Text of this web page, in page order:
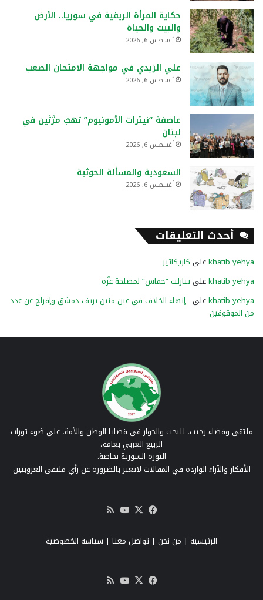
حكاية المرأة الريفية في سوريا.. الأرض
والبيت والحياة
أغسطس 6, 2026
علي الزيدي في مواجهة الامتحان الصعب
أغسطس 6, 2026
عاصفة “نيترات الأمونيوم” تهبّ مرَّتَين في
لبنان
أغسطس 6, 2026
السعودية والمسألة الحوثية
أغسطس 6, 2026
أحدث التعليقات
khatib yehyaعلى كاريكاتير
khatib yehyaعلى تنازلت “حماس” لمصلحة غزّة
khatib yehyaعلى إنهاء الخلاف في عين منين بريف دمشق وإفراج عن عدد
من الموقوفين
ملتقى وفضاء رحيب، للبحث والحوار في قضايا الوطن والأمة، على ضوء ثورات
الربيع العربي بعامة،
الثورة السورية بخاصة.
الأفكار والآراء الواردة في المقالات لاتعبر بالضرورة عن رأي ملتقى العروبيين
فيسبوك
‫X
‫YouTube
RSS
الرئيسية | من نحن | تواصل معنا | سياسة الخصوصية
فيسبوك
‫X
‫YouTube